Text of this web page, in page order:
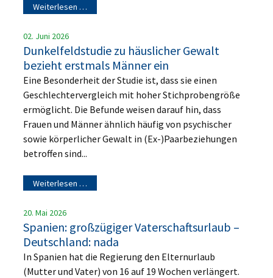
Weiterlesen …
02. Juni 2026
Dunkelfeldstudie zu häuslicher Gewalt
bezieht erstmals Männer ein
Eine Besonderheit der Studie ist, dass sie einen
Geschlechtervergleich mit hoher Stichprobengröße
ermöglicht. Die Befunde weisen darauf hin, dass
Frauen und Männer ähnlich häufig von psychischer
sowie körperlicher Gewalt in (Ex-)Paarbeziehungen
betroffen sind...
Weiterlesen …
20. Mai 2026
Spanien: großzügiger Vaterschaftsurlaub –
Deutschland: nada
In Spanien hat die Regierung den Elternurlaub
(Mutter und Vater) von 16 auf 19 Wochen verlängert.